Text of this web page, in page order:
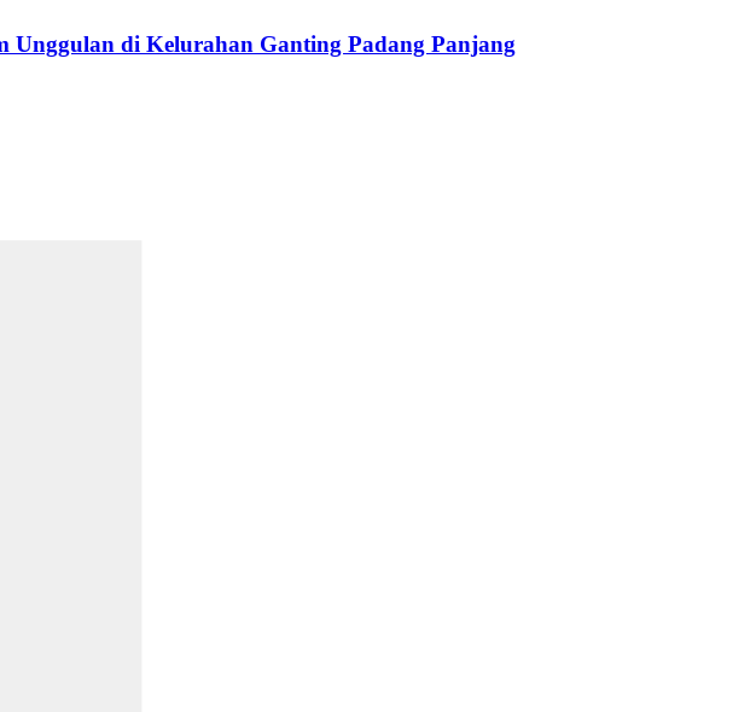
di Kelurahan Ganting Padang Panjang